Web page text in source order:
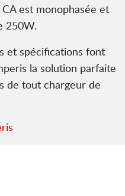
est monophasée et
250W.
et spécifications font
la solution parfaite
de tout chargeur de